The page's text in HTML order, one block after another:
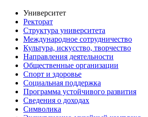
Университет
Ректорат
Структура университета
Международное сотрудничество
Культура, искусство, творчество
Направления деятельности
Общественные организации
Спорт и здоровье
Социальная поддержка
Программа устойчивого развития
Сведения о доходах
Символика